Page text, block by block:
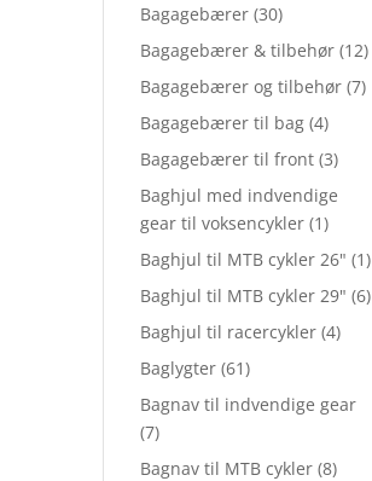
Bagagebærer (30)
Bagagebærer & tilbehør (12)
Bagagebærer og tilbehør (7)
Bagagebærer til bag (4)
Bagagebærer til front (3)
Baghjul med indvendige
gear til voksencykler (1)
Baghjul til MTB cykler 26" (1)
Baghjul til MTB cykler 29" (6)
Baghjul til racercykler (4)
Baglygter (61)
Bagnav til indvendige gear
(7)
Bagnav til MTB cykler (8)